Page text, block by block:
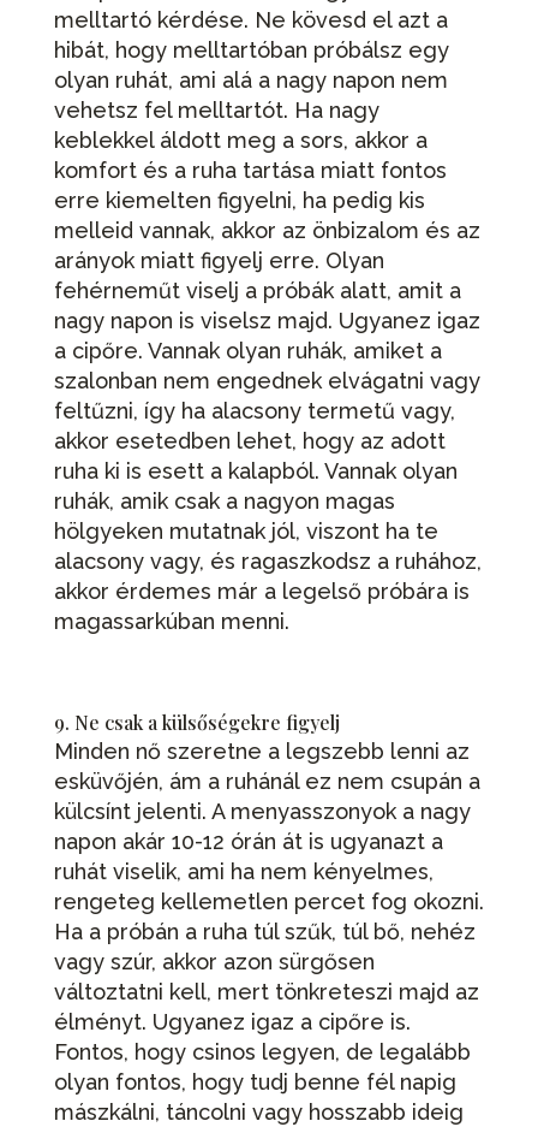
melltartó kérdése. Ne kövesd el azt a
hibát, hogy melltartóban próbálsz egy
olyan ruhát, ami alá a nagy napon nem
vehetsz fel melltartót. Ha nagy
keblekkel áldott meg a sors, akkor a
komfort és a ruha tartása miatt fontos
erre kiemelten figyelni, ha pedig kis
melleid vannak, akkor az önbizalom és az
arányok miatt figyelj erre. Olyan
fehérneműt viselj a próbák alatt, amit a
nagy napon is viselsz majd. Ugyanez igaz
a cipőre. Vannak olyan ruhák, amiket a
szalonban nem engednek elvágatni vagy
feltűzni, így ha alacsony termetű vagy,
akkor esetedben lehet, hogy az adott
ruha ki is esett a kalapból. Vannak olyan
ruhák, amik csak a nagyon magas
hölgyeken mutatnak jól, viszont ha te
alacsony vagy, és ragaszkodsz a ruhához,
akkor érdemes már a legelső próbára is
magassarkúban menni.
9. Ne csak a külsőségekre figyelj
Minden nő szeretne a legszebb lenni az
esküvőjén, ám a ruhánál ez nem csupán a
külcsínt jelenti. A menyasszonyok a nagy
napon akár 10-12 órán át is ugyanazt a
ruhát viselik, ami ha nem kényelmes,
rengeteg kellemetlen percet fog okozni.
Ha a próbán a ruha túl szűk, túl bő, nehéz
vagy szúr, akkor azon sürgősen
változtatni kell, mert tönkreteszi majd az
élményt. Ugyanez igaz a cipőre is.
Fontos, hogy csinos legyen, de legalább
olyan fontos, hogy tudj benne fél napig
mászkálni, táncolni vagy hosszabb ideig